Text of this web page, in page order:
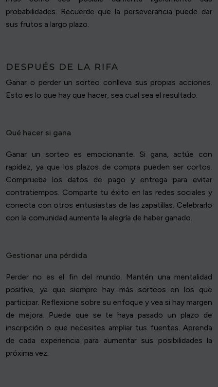
probabilidades. Recuerde que la perseverancia puede dar
sus frutos a largo plazo.
DESPUÉS DE LA RIFA
Ganar o perder un sorteo conlleva sus propias acciones.
Esto es lo que hay que hacer, sea cual sea el resultado.
Qué hacer si gana
Ganar un sorteo es emocionante. Si gana, actúe con
rapidez, ya que los plazos de compra pueden ser cortos.
Comprueba los datos de pago y entrega para evitar
contratiempos. Comparte tu éxito en las redes sociales y
conecta con otros entusiastas de las zapatillas. Celebrarlo
con la comunidad aumenta la alegría de haber ganado.
Gestionar una pérdida
Perder no es el fin del mundo. Mantén una mentalidad
positiva, ya que siempre hay más sorteos en los que
participar. Reflexione sobre su enfoque y vea si hay margen
de mejora. Puede que se te haya pasado un plazo de
inscripción o que necesites ampliar tus fuentes. Aprenda
de cada experiencia para aumentar sus posibilidades la
próxima vez.